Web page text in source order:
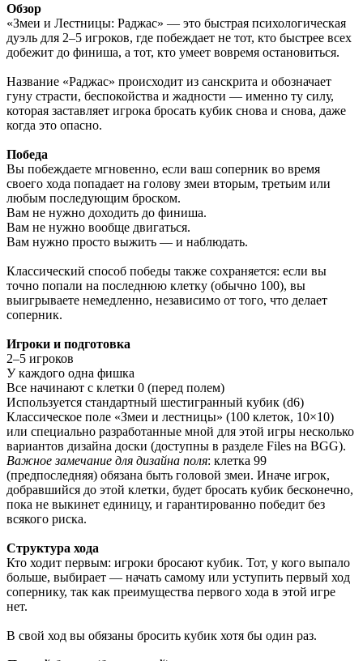
Обзор
«Змеи и Лестницы: Раджас» — это быстрая психологическая
дуэль для 2–5 игроков, где побеждает не тот, кто быстрее всех
добежит до финиша, а тот, кто умеет вовремя остановиться.
Название «Раджас» происходит из санскрита и обозначает
гуну страсти, беспокойства и жадности — именно ту силу,
которая заставляет игрока бросать кубик снова и снова, даже
когда это опасно.
Победа
Вы побеждаете мгновенно, если ваш соперник во время
своего хода попадает на голову змеи вторым, третьим или
любым последующим броском.
Вам не нужно доходить до финиша.
Вам не нужно вообще двигаться.
Вам нужно просто выжить — и наблюдать.
Классический способ победы также сохраняется: если вы
точно попали на последнюю клетку (обычно 100), вы
выигрываете немедленно, независимо от того, что делает
соперник.
Игроки и подготовка
2–5 игроков
У каждого одна фишка
Все начинают с клетки 0 (перед полем)
Используется стандартный шестигранный кубик (d6)
Классическое поле «Змеи и лестницы» (100 клеток, 10×10)
или специально разработанные мной для этой игры несколько
вариантов дизайна доски (доступны в разделе Files на BGG).
Важное замечание для дизайна поля: клетка 99
(предпоследняя) обязана быть головой змеи. Иначе игрок,
добравшийся до этой клетки, будет бросать кубик бесконечно,
пока не выкинет единицу, и гарантированно победит без
всякого риска.
Структура хода
Кто ходит первым: игроки бросают кубик. Тот, у кого выпало
больше, выбирает — начать самому или уступить первый ход
сопернику, так как преимущества первого хода в этой игре
нет.
В свой ход вы обязаны бросить кубик хотя бы один раз.